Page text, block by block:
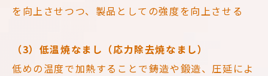
を向上させつつ、製品としての強度を向上させる
（3）低温焼なまし（応力除去焼なまし）
低めの温度で加熱することで鋳造や鍛造、圧延によ